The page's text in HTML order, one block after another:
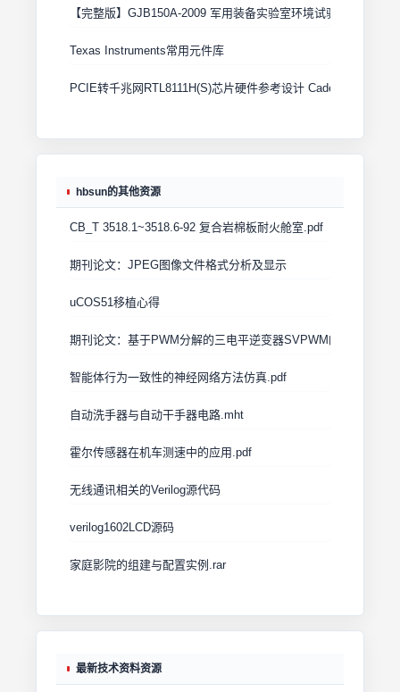
【完整版】GJB150A-2009 军用装备实验室环境试验方法
Texas Instruments常用元件库
PCIE转千兆网RTL8111H(S)芯片硬件参考设计 Cadence原理图
hbsun的其他资源
CB_T 3518.1~3518.6-92 复合岩棉板耐火舱室.pdf
期刊论文：JPEG图像文件格式分析及显示
uCOS51移植心得
期刊论文：基于PWM分解的三电平逆变器SVPWM的DSP实现
智能体行为一致性的神经网络方法仿真.pdf
自动洗手器与自动干手器电路.mht
霍尔传感器在机车测速中的应用.pdf
无线通讯相关的Verilog源代码
verilog1602LCD源码
家庭影院的组建与配置实例.rar
最新技术资料资源